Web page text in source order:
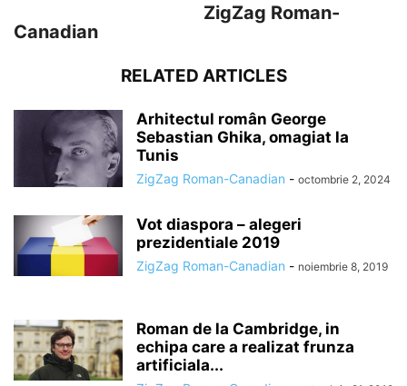
ZigZag Roman-
Canadian
RELATED ARTICLES
Arhitectul român George
Sebastian Ghika, omagiat la
Tunis
ZigZag Roman-Canadian - octombrie 2, 2024
Vot diaspora – alegeri
prezidentiale 2019
ZigZag Roman-Canadian - noiembrie 8, 2019
Roman de la Cambridge, in
echipa care a realizat frunza
artificiala...